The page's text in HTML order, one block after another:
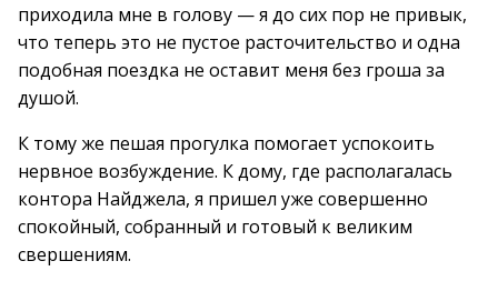
приходила мне в голову — я до сих пор не привык,
что теперь это не пустое расточительство и одна
подобная поездка не оставит меня без гроша за
душой.
К тому же пешая прогулка помогает успокоить
нервное возбуждение. К дому, где располагалась
контора Найджела, я пришел уже совершенно
спокойный, собранный и готовый к великим
свершениям.